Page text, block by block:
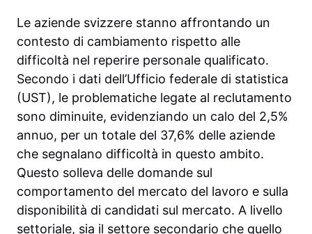
Le aziende svizzere stanno affrontando un
contesto di cambiamento rispetto alle
difficoltà nel reperire personale qualificato.
Secondo i dati dell’Ufficio federale di statistica
(UST), le problematiche legate al reclutamento
sono diminuite, evidenziando un calo del 2,5%
annuo, per un totale del 37,6% delle aziende
che segnalano difficoltà in questo ambito.
Questo solleva delle domande sul
comportamento del mercato del lavoro e sulla
disponibilità di candidati sul mercato. A livello
settoriale, sia il settore secondario che quello